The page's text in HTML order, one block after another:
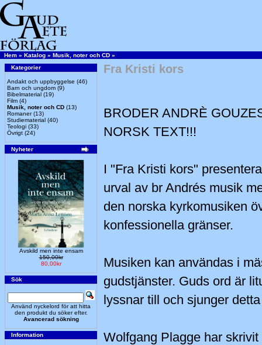
Hem » Katalog » Musik, noter och CD »
Kategorier
Andakt och uppbyggelse (46)
Barn och ungdom (9)
Bibelmaterial (19)
Film (4)
Musik, noter och CD (13)
Romaner(13)
Studiematerial (40)
Teologi (33)
Övrigt (24)
Nyheter
Avskild men inte ensam
150,00kr
80,00kr
Sök
Använd nyckelord för att hitta
den produkt du söker efter.
Avancerad sökning
Information
Fra Kristi kors
BRODER ANDRÈ
NORSK TEXT!!!
I "Fra Kristi kors"
urval av br Andrés musik
den norska kyrkomusiken
konfessionella gränser.
Musiken kan användas i
gudstjänster. Guds ord är
lyssnar till och sjunger
Wolfgang Plagge har skrivit